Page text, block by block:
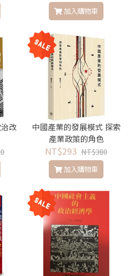
加入購物車
改
中國產業的發展模式 探索
產業政策的角色
NT$293 NT$380
加入購物車